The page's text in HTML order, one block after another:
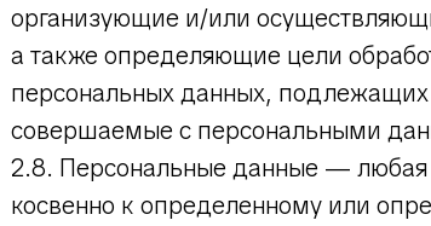
организующие и/или
а также определяющие цели
персональных данных,
совершаемые с персональными
2.8. Персональные данные —
косвенно к определенному или